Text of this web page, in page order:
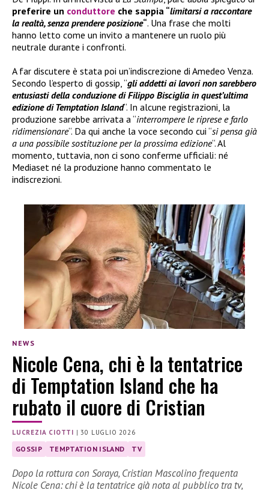
preferire un conduttore che sappia “limitarsi a raccontare
la realtà, senza prendere posizione“. Una frase che molti
hanno letto come un invito a mantenere un ruolo più
neutrale durante i confronti.
A far discutere è stata poi un’indiscrezione di Amedeo Venza.
Secondo l’esperto di gossip, “gli addetti ai lavori non sarebbero
entusiasti della conduzione di Filippo Bisciglia in quest’ultima
edizione di Temptation Island“. In alcune registrazioni, la
produzione sarebbe arrivata a “interrompere le riprese e farlo
ridimensionare“. Da qui anche la voce secondo cui “si pensa già
a una possibile sostituzione per la prossima edizione“. Al
momento, tuttavia, non ci sono conferme ufficiali: né
Mediaset né la produzione hanno commentato le
indiscrezioni.
NEWS
Nicole Cena, chi è la tentatrice
di Temptation Island che ha
rubato il cuore di Cristian
LUCREZIA CIOTTI |30 LUGLIO 2026
GOSSIP TEMPTATION ISLAND TV
Dopo la rottura con Soraya, Cristian Mascolino frequenta
Nicole Cena: chi è la tentatrice già nota al pubblico tra tv,